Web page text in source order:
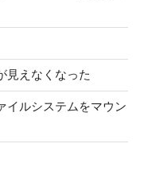
見えなくなった
イルシステムをマウン